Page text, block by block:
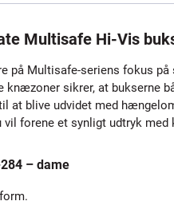
Multisafe Hi-Vis
på Multisafe-seriens fokus
sikrer, at bukserne
at blive udvidet med
forene et synligt udtryk
– dame